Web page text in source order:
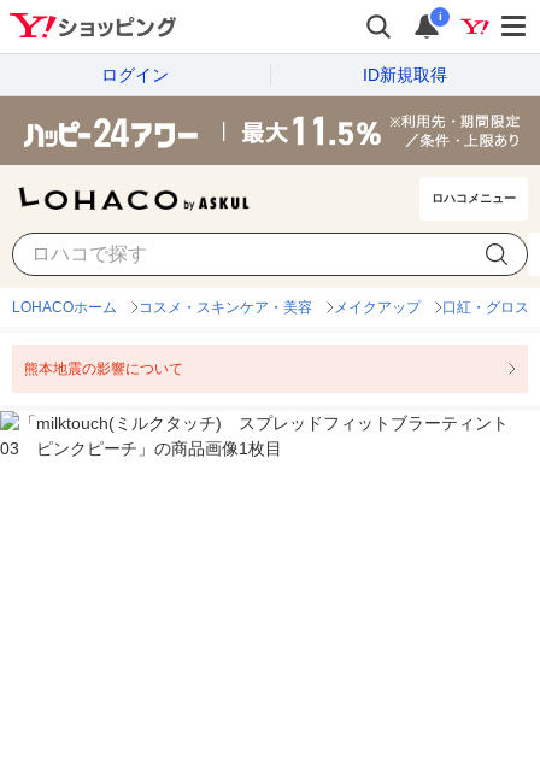
i
ログイン ID新規取得
ロハコメニュー
LOHACOホーム コスメ・スキンケア・美容 メイクアップ 口紅・グロス
熊本地震の影響について